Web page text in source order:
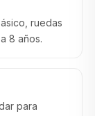
ruedas
8 años.
para